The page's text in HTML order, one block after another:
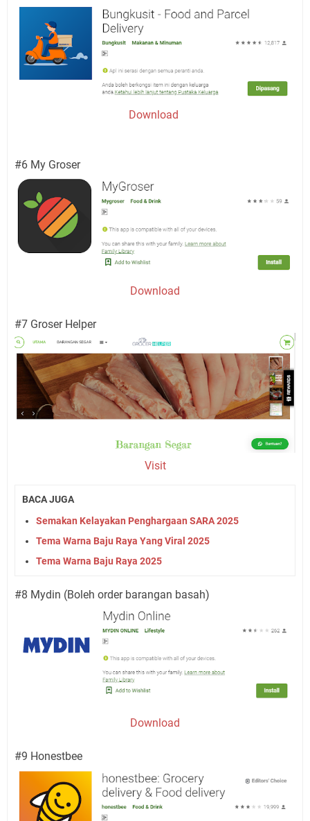
Download
#6 My Groser
Download
#7 Groser Helper
Visit
BACA JUGA
Semakan Kelayakan Penghargaan SARA 2025
Tema Warna Baju Raya Yang Viral 2025
Tema Warna Baju Raya 2025
#8 Mydin (Boleh order barangan basah)
Download
#9 Honestbee